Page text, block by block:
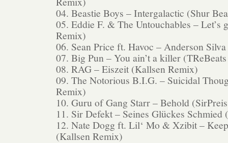
04. Beastie Boys – Intergalactic (Shur
05. Eddie F. & The Untouchables – Let’s
Remix)
06. Sean Price ft. Havoc – Anderson
07. Big Pun – You ain’t a killer
08. RAG – Eiszeit (Kallsen Remix)
09. The Notorious B.I.G. – Suicidal
Remix)
10. Guru of Gang Starr – Behold
11. Sir Defekt – Seines Glückes Schmied
12. Nate Dogg ft. Lil‘ Mo & Xzibit –
(Kallsen Remix)